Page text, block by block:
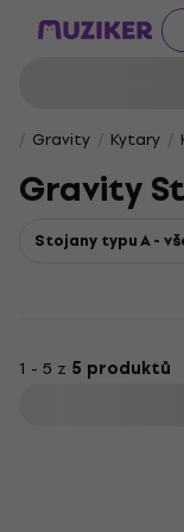
Gravity Kytary
Gravity
Stojany typu A -
1 - 5 z 5 produktů